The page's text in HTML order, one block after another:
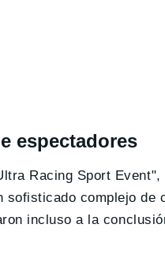
espectadores
Racing Sport Event",
complejo de
incluso a la